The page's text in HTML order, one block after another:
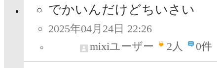
でかいんだけどちいさい
2025年04月24日 22:26
mixiユーザー
2人 0件